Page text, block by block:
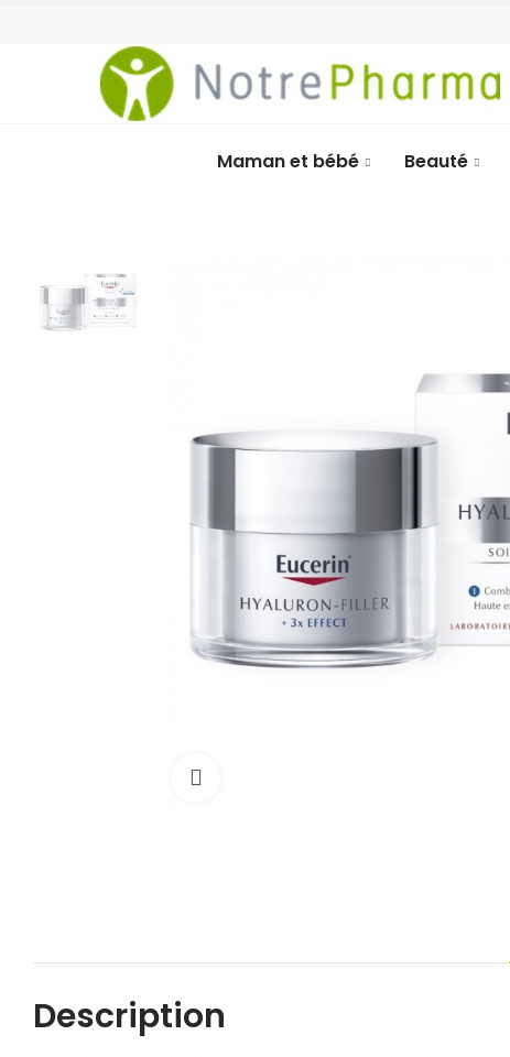
Maman et bébé Beauté
Description